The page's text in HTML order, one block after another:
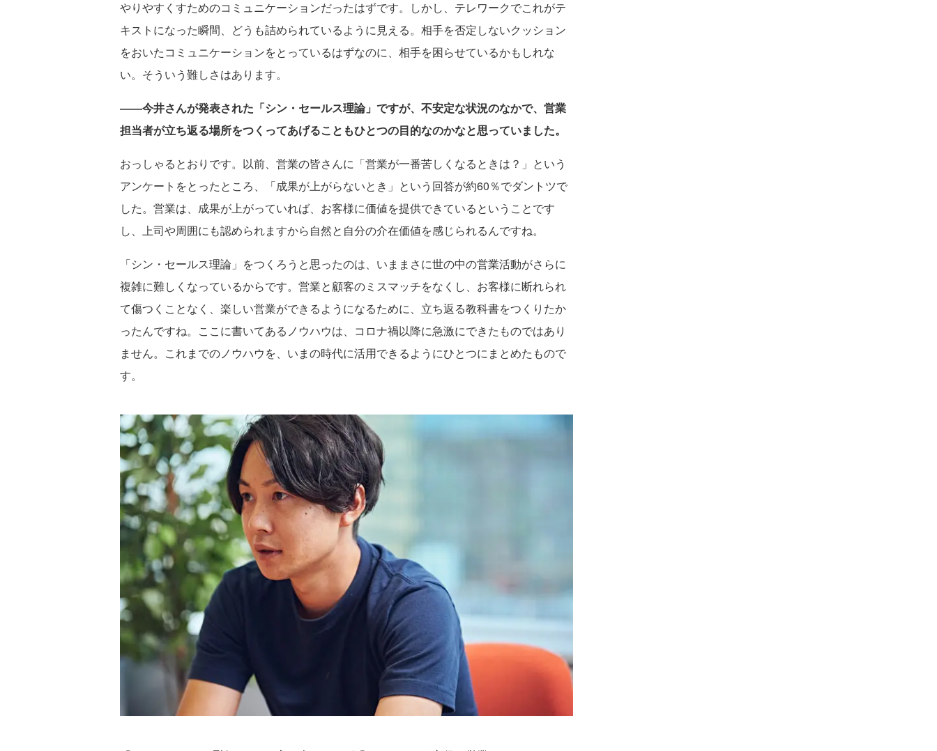
やりやすくすためのコミュニケーションだったはずです。しかし、テレワークでこれがテ
キストになった瞬間、どうも詰められているように見える。相手を否定しないクッション
をおいたコミュニケーションをとっているはずなのに、相手を困らせているかもしれな
い。そういう難しさはあります。
――今井さんが発表された「シン・セールス理論」ですが、不安定な状況のなかで、営業
担当者が立ち返る場所をつくってあげることもひとつの目的なのかなと思っていました。
おっしゃるとおりです。以前、営業の皆さんに「営業が一番苦しくなるときは？」という
アンケートをとったところ、「成果が上がらないとき」という回答が約60％でダントツで
した。営業は、成果が上がっていれば、お客様に価値を提供できているということです
し、上司や周囲にも認められますから自然と自分の介在価値を感じられるんですね。
「シン・セールス理論」をつくろうと思ったのは、いままさに世の中の営業活動がさらに
複雑に難しくなっているからです。営業と顧客のミスマッチをなくし、お客様に断れられ
て傷つくことなく、楽しい営業ができるようになるために、立ち返る教科書をつくりたか
ったんですね。ここに書いてあるノウハウは、コロナ禍以降に急激にできたものではあり
ません。これまでのノウハウを、いまの時代に活用できるようにひとつにまとめたもので
す。